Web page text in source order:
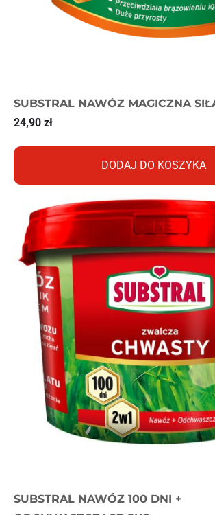
SUBSTRAL NAWÓZ MAGICZNA
24,90 zł
DODAJ DO KOSZYKA
SUBSTRAL NAWÓZ 100 DNI +